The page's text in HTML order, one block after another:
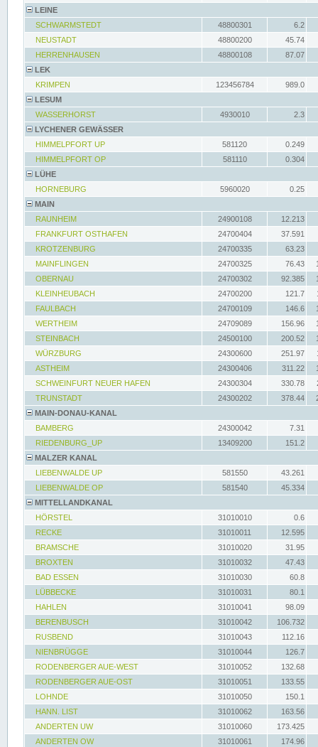
LEINE
SCHWARMSTEDT
48800301
6.2
NEUSTADT
48800200
45.74
HERRENHAUSEN
48800108
87.07
LEK
KRIMPEN
123456784
989.0
LESUM
WASSERHORST
4930010
2.3
LYCHENER GEWÄSSER
HIMMELPFORT UP
581120
0.249
HIMMELPFORT OP
581110
0.304
LÜHE
HORNEBURG
5960020
0.25
MAIN
RAUNHEIM
24900108
12.213
FRANKFURT OSTHAFEN
24700404
37.591
KROTZENBURG
24700335
63.23
MAINFLINGEN
24700325 76.43
OBERNAU
24700302 92.385
KLEINHEUBACH
24700200 121.7
FAULBACH
24700109 146.6
WERTHEIM
24709089 156.96
STEINBACH
24500100 200.52
WÜRZBURG
24300600 251.97
ASTHEIM
24300406 311.22
SCHWEINFURT NEUER HAFEN
24300304 330.78
TRUNSTADT
24300202 378.44
MAIN-DONAU-KANAL
BAMBERG
24300042
7.31
RIEDENBURG_UP
13409200
151.2
MALZER KANAL
LIEBENWALDE UP
581550
43.261
LIEBENWALDE OP
581540
45.334
MITTELLANDKANAL
HÖRSTEL
31010010
0.6
RECKE
31010011
12.595
BRAMSCHE
31010020
31.95
BROXTEN
31010032
47.43
BAD ESSEN
31010030
60.8
LÜBBECKE
31010031
80.1
HAHLEN
31010041
98.09
BERENBUSCH
31010042
106.732
RUSBEND
31010043
112.16
NIENBRÜGGE
31010044
126.7
RODENBERGER AUE-WEST
31010052
132.68
RODENBERGER AUE-OST
31010051
133.55
LOHNDE
31010050
150.1
HANN. LIST
31010062
163.56
ANDERTEN UW
31010060
173.425
ANDERTEN OW
31010061 174.96